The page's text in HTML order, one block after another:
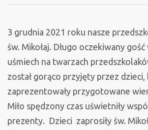
przedszkolu
3 grudnia 2021 roku nasze
św. Mikołaj. Długo oczekiwany gość
uśmiech na twarzach
został gorąco przyjęty przez
zaprezentowały przygotowane
Miło spędzony czas uświetniły
prezenty. Dzieci zaprosiły św.